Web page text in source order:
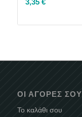
3,35 €
ΟΙ ΑΓΟΡΈΣ ΣΟΥ
Το καλάθι σου